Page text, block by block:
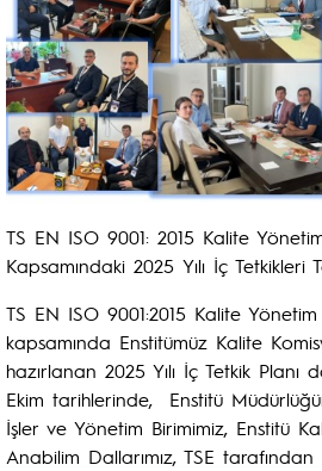
TS EN ISO 9001: 2015 Kalite
Kapsamındaki 2025 Yılı İç Tetkikleri
TS EN ISO 9001:2015 Kalite
kapsamında Enstitümüz Kalite
hazırlanan 2025 Yılı İç Tetkik Planı
Ekim tarihlerinde, Enstitü
İşler ve Yönetim Birimimiz, Enstitü
Anabilim Dallarımız, TSE